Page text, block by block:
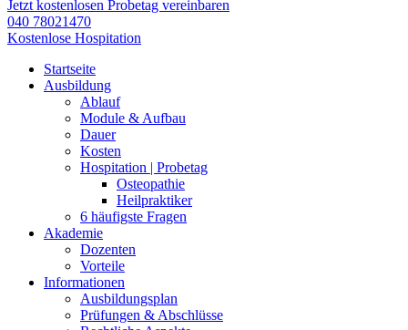
Jetzt kostenlosen Probetag vereinbaren
040 78021470
Kostenlose Hospitation
Startseite
Ausbildung
Ablauf
Module & Aufbau
Dauer
Kosten
Hospitation | Probetag
Osteopathie
Heilpraktiker
6 häufigste Fragen
Akademie
Dozenten
Vorteile
Informationen
Ausbildungsplan
Prüfungen & Abschlüsse